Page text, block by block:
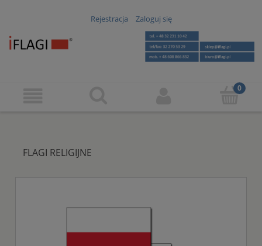
Rejestracja Zaloguj się
FLAGI RELIGIJNE